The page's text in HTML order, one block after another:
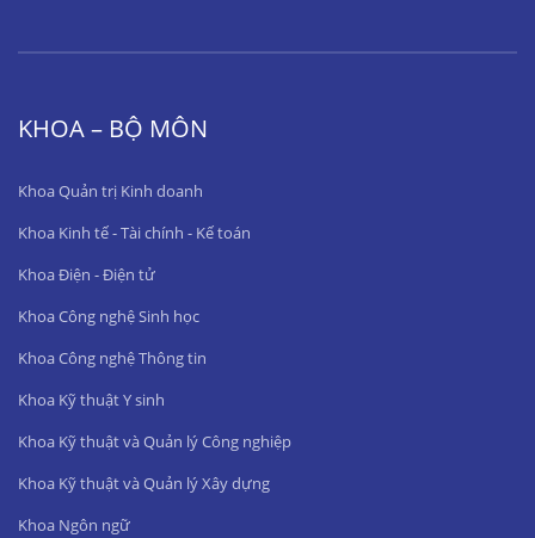
KHOA – BỘ MÔN
Khoa Quản trị Kinh doanh
Khoa Kinh tế - Tài chính - Kế toán
Khoa Điện - Điện tử
Khoa Công nghệ Sinh học
Khoa Công nghệ Thông tin
Khoa Kỹ thuật Y sinh
Khoa Kỹ thuật và Quản lý Công nghiệp
Khoa Kỹ thuật và Quản lý Xây dựng
Khoa Ngôn ngữ